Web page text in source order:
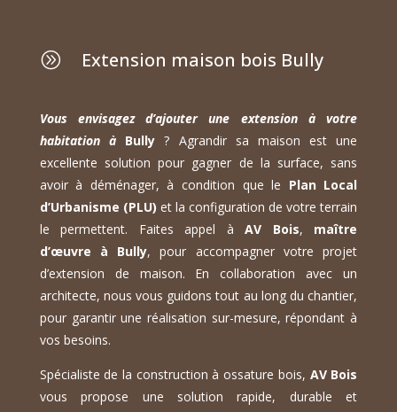
A Extension maison bois Bully
Vous envisagez d’ajouter une extension à votre
habitation à Bully ? Agrandir sa maison est une
excellente solution pour gagner de la surface, sans
avoir à déménager, à condition que le Plan Local
d’Urbanisme (PLU) et la configuration de votre terrain
le permettent. Faites appel àAV Bois, maître
d’œuvre à Bully, pour accompagner votre projet
d’extension de maison. En collaboration avec un
architecte, nous vous guidons tout au long du chantier,
pour garantir une réalisation sur-mesure, répondant à
vos besoins.
Spécialiste de la construction à ossature bois, AV Bois
vous propose une solution rapide, durable et